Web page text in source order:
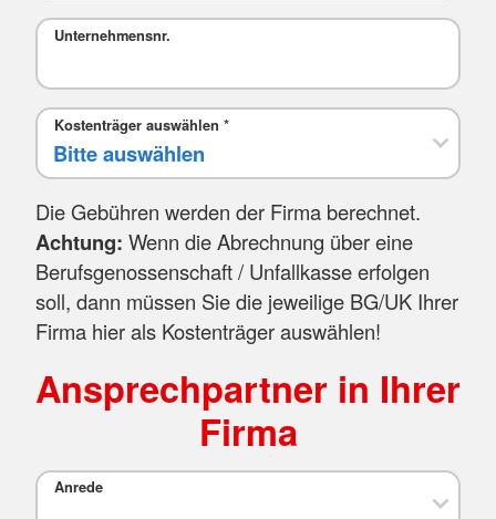
Unternehmensnr.
Kostenträger auswählen *
Die Gebühren werden der Firma berechnet.
Achtung: Wenn die Abrechnung über eine
Berufsgenossenschaft / Unfallkasse erfolgen
soll, dann müssen Sie die jeweilige BG/UK Ihrer
Firma hier als Kostenträger auswählen!
Ansprechpartner in Ihrer
Firma
Anrede